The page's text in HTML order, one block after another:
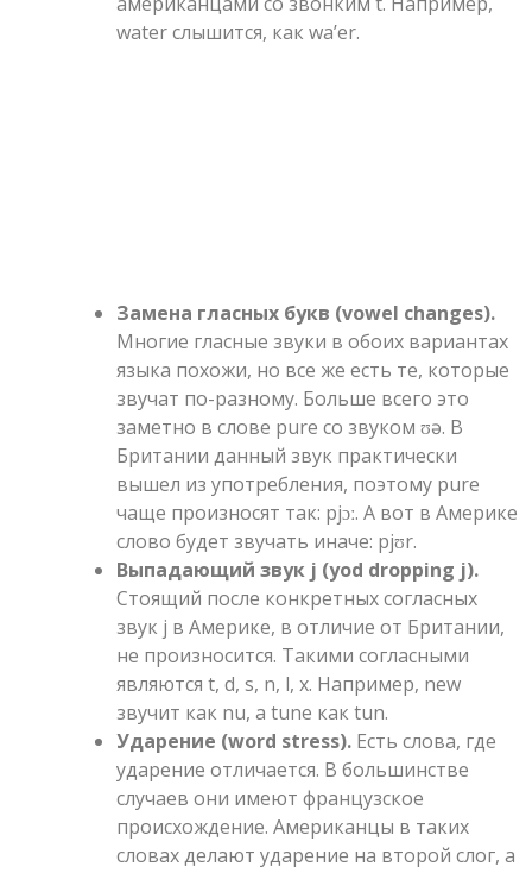
water слышится, как wa’er.
Замена гласных букв (vowel changes).
Многие гласные звуки в обоих вариантах
языка похожи, но все же есть те, которые
звучат по-разному. Больше всего это
заметно в слове pure со звуком ʊə. В
Британии данный звук практически
вышел из употребления, поэтому pure
чаще произносят так: pjɔː. А вот в Америке
слово будет звучать иначе: pjʊr.
Выпадающий звук j (yod dropping j).
Стоящий после конкретных согласных
звук j в Америке, в отличие от Британии,
не произносится. Такими согласными
являются t, d, s, n, l, x. Например, new
звучит как nu, а tune как tun.
Ударение (word stress). Есть слова, где
ударение отличается. В большинстве
случаев они имеют французское
происхождение. Американцы в таких
словах делают ударение на второй слог, а